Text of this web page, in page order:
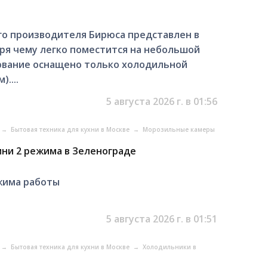
производителя Бирюса представлен в
чему легко поместится на небольшой
оснащено только холодильной
5 августа 2026 г. в 01:56
→ Бытовая техника для кухни в Москве → Морозильные камеры
2 режима в Зеленограде
работы
5 августа 2026 г. в 01:51
→ Бытовая техника для кухни в Москве → Холодильники в